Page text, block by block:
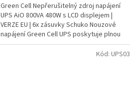
Green Cell Nepřerušitelný zdroj napájení
UPS AiO 800VA 480W s LCD displejem |
VERZE EU | 6x zásuvky Schuko Nouzové
napájení Green Cell UPS poskytuje plnou
ochranu pro jakékoli...
Kód: UPS03